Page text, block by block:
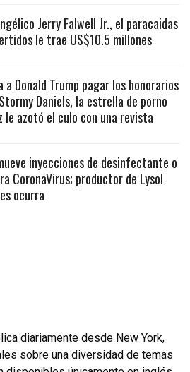
Jerry Falwell Jr., el paracaidas
le trae US$10.5 millones
a Donald Trump pagar los honorarios
Daniels, la estrella de porno
le azotó el culo con una revista
inyecciones de desinfectante o
CoronaVirus; productor de Lysol
ocurra
diariamente desde New York,
sobre una diversidad de temas